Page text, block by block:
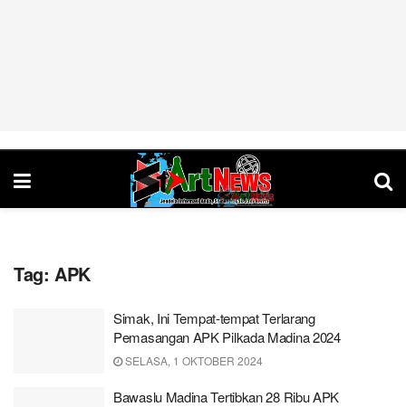
Tag: APK
Simak, Ini Tempat-tempat Terlarang
Pemasangan APK Pilkada Madina 2024
SELASA, 1 OKTOBER 2024
Bawaslu Madina Tertibkan 28 Ribu APK